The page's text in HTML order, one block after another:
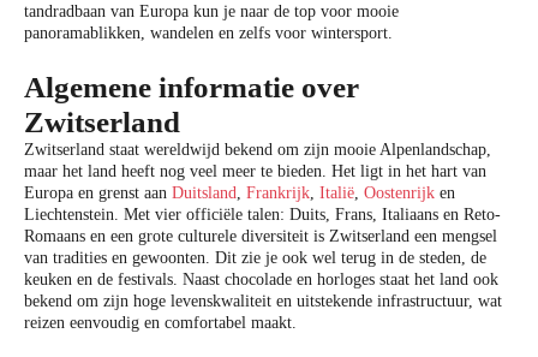
tandradbaan van Europa kun je naar de top voor mooie
panoramablikken, wandelen en zelfs voor wintersport.
Algemene informatie over
Zwitserland
Zwitserland staat wereldwijd bekend om zijn mooie Alpenlandschap,
maar het land heeft nog veel meer te bieden. Het ligt in het hart van
Europa en grenst aan Duitsland Frankrijk Italië Oostenrijk en
Liechtenstein. Met vier officiële talen: Duits, Frans, Italiaans en Reto-
Romaans en een grote culturele diversiteit is Zwitserland een mengsel
van tradities en gewoonten. Dit zie je ook wel terug in de steden, de
keuken en de festivals. Naast chocolade en horloges staat het land ook
bekend om zijn hoge levenskwaliteit en uitstekende infrastructuur, wat
reizen eenvoudig en comfortabel maakt.